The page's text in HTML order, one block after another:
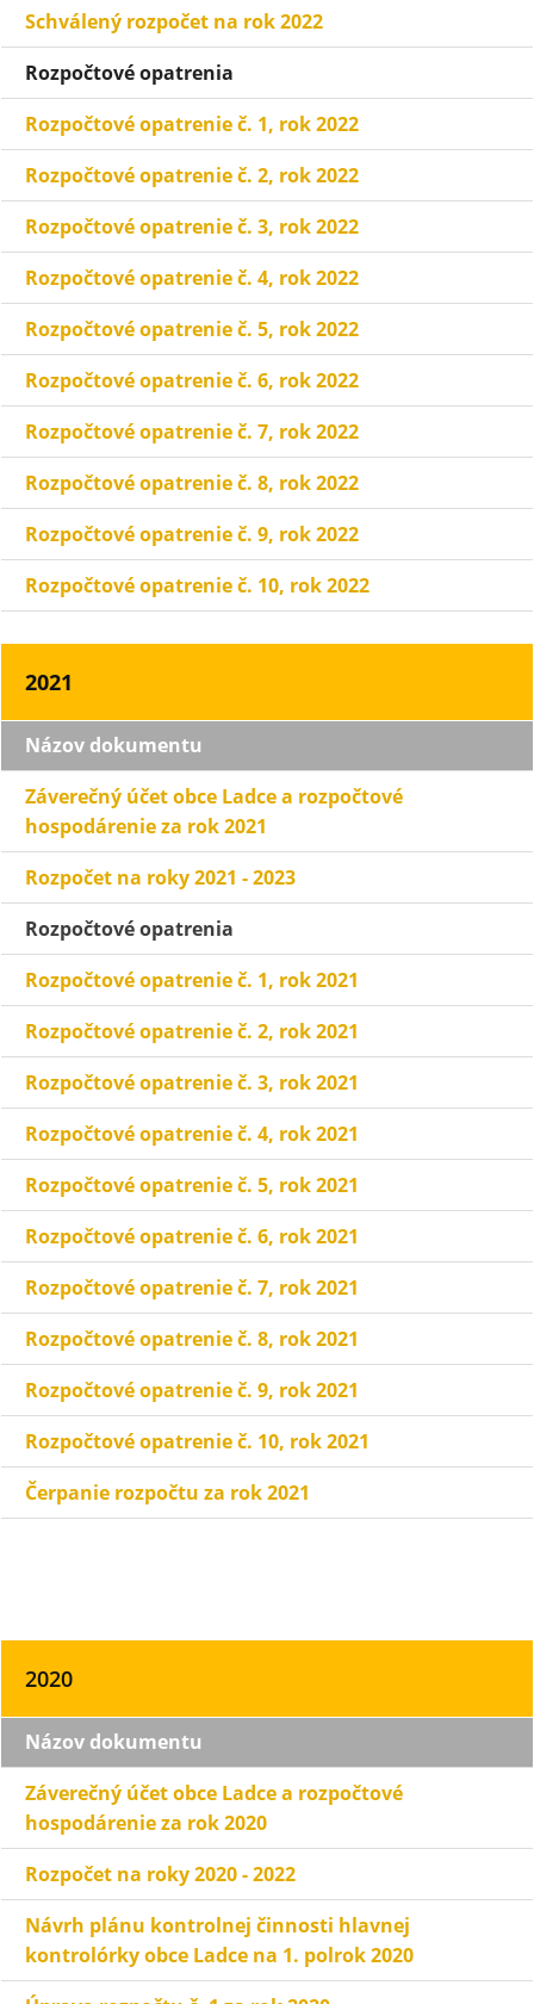
Schválený rozpočet na rok 2022
Rozpočtové opatrenia
Rozpočtové opatrenie č. 1, rok 2022
Rozpočtové opatrenie č. 2, rok 2022
Rozpočtové opatrenie č. 3, rok 2022
Rozpočtové opatrenie č. 4, rok 2022
Rozpočtové opatrenie č. 5, rok 2022
Rozpočtové opatrenie č. 6, rok 2022
Rozpočtové opatrenie č. 7, rok 2022
Rozpočtové opatrenie č. 8, rok 2022
Rozpočtové opatrenie č. 9, rok 2022
Rozpočtové opatrenie č. 10, rok 2022
2021
Názov dokumentu
Záverečný účet obce Ladce a rozpočtové
hospodárenie za rok 2021
Rozpočet na roky 2021 - 2023
Rozpočtové opatrenia
Rozpočtové opatrenie č. 1, rok 2021
Rozpočtové opatrenie č. 2, rok 2021
Rozpočtové opatrenie č. 3, rok 2021
Rozpočtové opatrenie č. 4, rok 2021
Rozpočtové opatrenie č. 5, rok 2021
Rozpočtové opatrenie č. 6, rok 2021
Rozpočtové opatrenie č. 7, rok 2021
Rozpočtové opatrenie č. 8, rok 2021
Rozpočtové opatrenie č. 9, rok 2021
Rozpočtové opatrenie č. 10, rok 2021
Čerpanie rozpočtu za rok 2021
2020
Názov dokumentu
Záverečný účet obce Ladce a rozpočtové
hospodárenie za rok 2020
Rozpočet na roky 2020 - 2022
Návrh plánu kontrolnej činnosti hlavnej
kontrolórky obce Ladce na 1. polrok 2020